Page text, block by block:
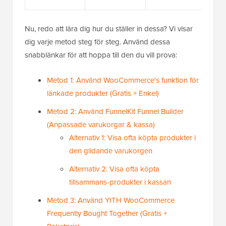
Nu, redo att lära dig hur du ställer in dessa? Vi visar
dig varje metod steg för steg. Använd dessa
snabblänkar för att hoppa till den du vill prova:
Metod 1: Använd WooCommerce's funktion för
länkade produkter (Gratis + Enkel)
Metod 2: Använd FunnelKit Funnel Builder
(Anpassade varukorgar & kassa)
Alternativ 1: Visa ofta köpta produkter i
den glidande varukorgen
Alternativ 2: Visa ofta köpta
tillsammans-produkter i kassan
Metod 3: Använd YITH WooCommerce
Frequently Bought Together (Gratis +